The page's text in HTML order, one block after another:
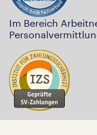
Im Bereich